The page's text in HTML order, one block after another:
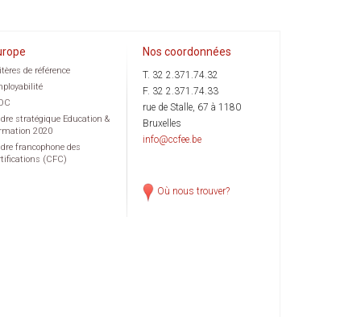
de référence
stratégique Education &
2020
francophone des
(CFC)
Nos coordonnées
T. 32 2.371.74.32
F. 32 2.371.74.33
rue de Stalle, 67 à 1180
Bruxelles
info@ccfee.be
Où nous trouver?